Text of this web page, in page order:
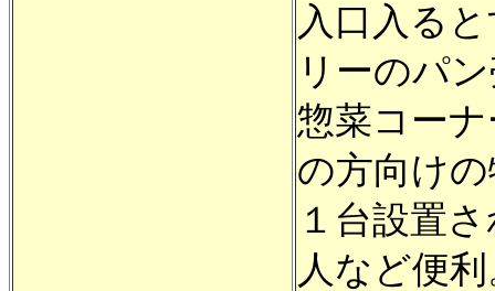
入口入る
リーのパ
惣菜コー
の方向け
１台設置
人など便